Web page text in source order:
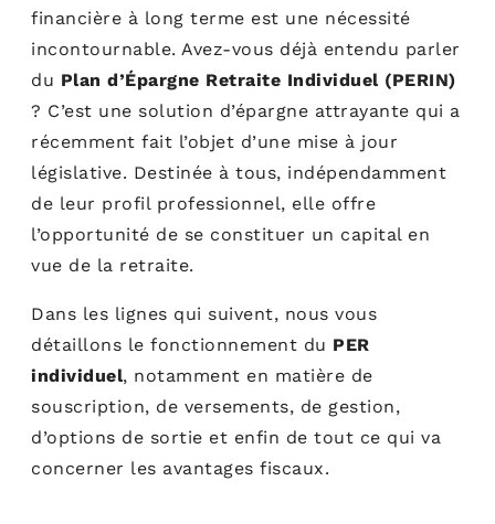
financière à long terme est une nécessité
incontournable. Avez-vous déjà entendu parler
du Plan d’Épargne Retraite Individuel (PERIN)
? C’est une solution d’épargne attrayante qui a
récemment fait l’objet d’une mise à jour
législative. Destinée à tous, indépendamment
de leur profil professionnel, elle offre
l’opportunité de se constituer un capital en
vue de la retraite.
Dans les lignes qui suivent, nous vous
détaillons le fonctionnement du PER
individuel, notamment en matière de
souscription, de versements, de gestion,
d’options de sortie et enfin de tout ce qui va
concerner les avantages fiscaux.